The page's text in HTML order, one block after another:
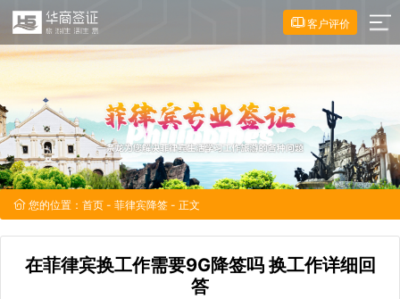
客户评价
您的位置： 首页 - 菲律宾降签 - 正文
在菲律宾换工作需要9G降签吗 换工作详细回
答